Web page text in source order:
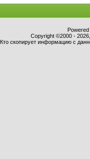
Copyright ©2000 -
Кто скопирует информацию с